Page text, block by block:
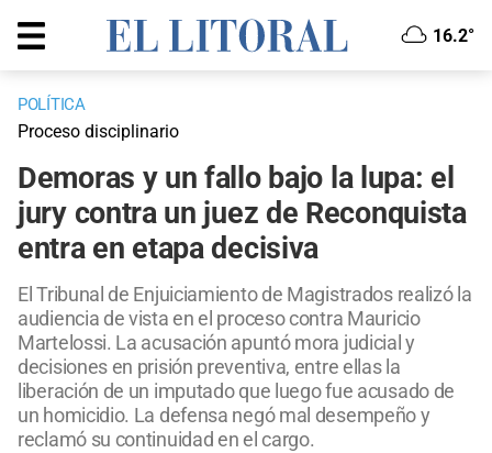
16.2°
POLÍTICA
Proceso disciplinario
Demoras y un fallo bajo la lupa: el
jury contra un juez de Reconquista
entra en etapa decisiva
El Tribunal de Enjuiciamiento de Magistrados realizó la
audiencia de vista en el proceso contra Mauricio
Martelossi. La acusación apuntó mora judicial y
decisiones en prisión preventiva, entre ellas la
liberación de un imputado que luego fue acusado de
un homicidio. La defensa negó mal desempeño y
reclamó su continuidad en el cargo.